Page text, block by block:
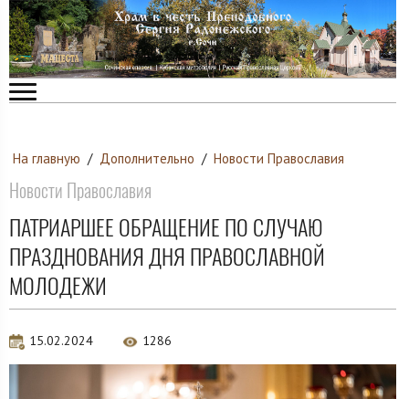
На главную / Дополнительно / Новости Православия
Новости Православия
ПАТРИАРШЕЕ ОБРАЩЕНИЕ ПО СЛУЧАЮ
ПРАЗДНОВАНИЯ ДНЯ ПРАВОСЛАВНОЙ
МОЛОДЕЖИ
15.02.2024 1286